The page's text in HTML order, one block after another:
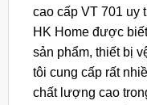
cao cấp VT 701 uy
HK Home được
sản phẩm, thiết bị
tôi cung cấp rất
chất lượng cao